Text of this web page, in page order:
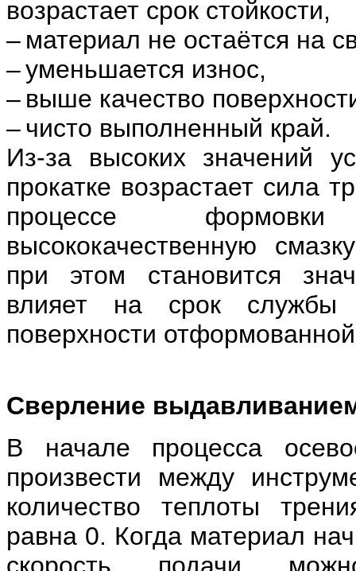
возрастает срок стойкости,
– материал не остаётся на
– уменьшается износ,
– выше качество
– чисто выполненный край.
Из-за высоких значений
прокатке возрастает сила
процессе
высококачественную
при этом становится
влияет на срок службы
поверхности
Сверление
В начале процесса
произвести между
количество теплоты
равна 0. Когда материал